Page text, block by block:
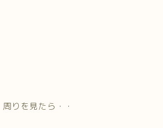
りを見たら・・